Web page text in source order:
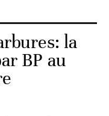
la
BP au